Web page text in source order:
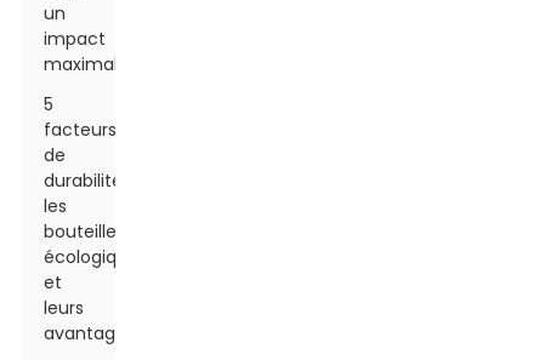
un
impact
maximal
5
facteurs
de
durabilité :
les
bouteilles
écologiques
et
leurs
avantages